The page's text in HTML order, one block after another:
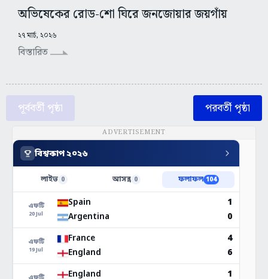
অভিষেকের রোড-শো ঘিরে জনজোয়ার জয়গাঁয়
২৭ মার্চ, ২০২৬
বিস্তারিত
পূর্ববর্তী পৃষ্ঠা পরবর্তী পৃষ্ঠা
ADVERTISEMENT